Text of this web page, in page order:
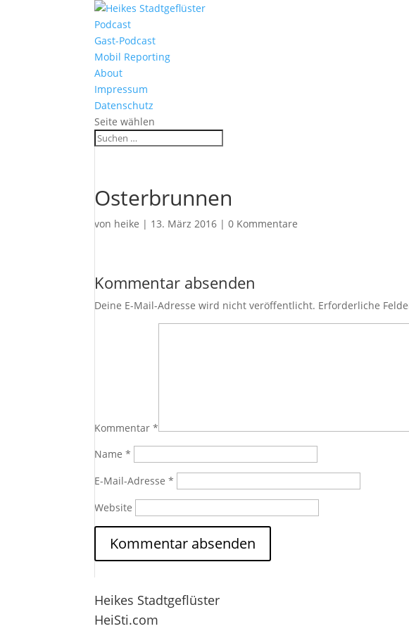
Podcast
Gast-Podcast
Mobil Reporting
About
Impressum
Datenschutz
Seite wählen
Osterbrunnen
von heike | 13. März 2016 |0 Kommentare
Kommentar absenden
Deine E-Mail-Adresse wird nicht veröffentlicht. Erforderliche
Kommentar*
Name*
E-Mail-Adresse*
Website
Heikes Stadtgeflüster
HeiSti.com